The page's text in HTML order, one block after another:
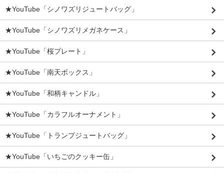
★YouTube「シノワズリジュートバッグ」
★YouTube「シノワズリメガネケース」
★YouTube「桜プレート」
★YouTube「南天ボックス」
★YouTube「和柄キャンドル」
★YouTube「カラフルオーナメント」
★YouTube「トランプジュートバッグ」
★YouTube「いちごのクッキー缶」